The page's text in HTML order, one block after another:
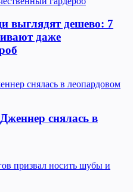
выглядят дешево: 7
даже
снялась в